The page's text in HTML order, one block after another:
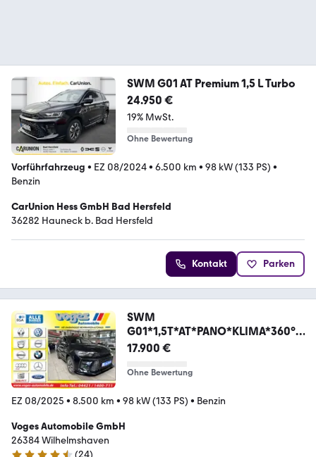
SWM G01 AT Premium 1,5 L Turbo
24.950 €
19% MwSt.
Ohne Bewertung
Vorführfahrzeug • EZ 08/2024• 6.500 km • 98 kW (133 PS) •
Benzin
CarUnion Hess GmbH Bad Hersfeld
36282 Hauneck b. Bad Hersfeld
Kontakt Parken
SWM
G01*1,5T*AT*PANO*KLIMA*360°
CAM*NAVI*
17.900 €
Ohne Bewertung
EZ 08/2025 • 8.500 km • 98 kW (133 PS) • Benzin
Voges Automobile GmbH
26384 Wilhelmshaven